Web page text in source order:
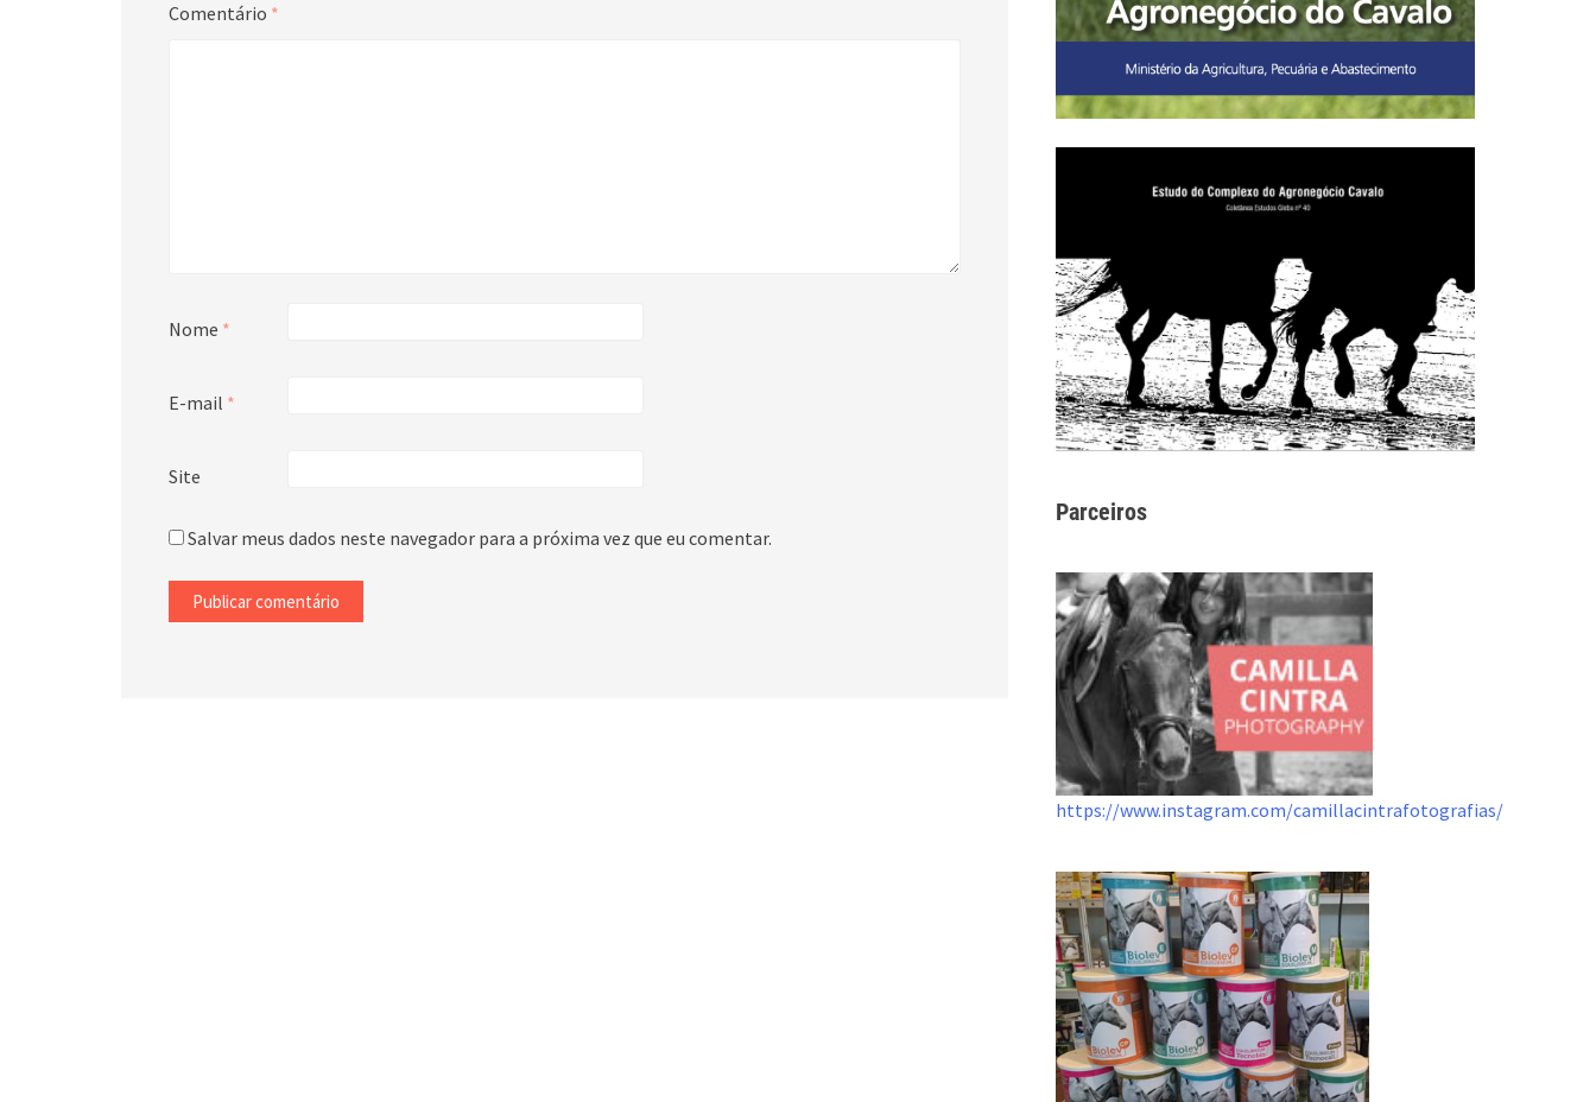
Comentário *
Nome *
E-mail *
Site
Salvar meus dados neste navegador para a próxima vez que eu comentar.
Parceiros
https://www.instagram.com/camillacintrafotografias/